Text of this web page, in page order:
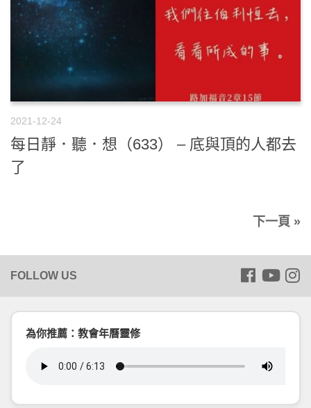
2021-12-24
每日靜．聽．想（633） – 底與頂的人都去
了
下一頁 »
為你推薦：教會年曆靈修